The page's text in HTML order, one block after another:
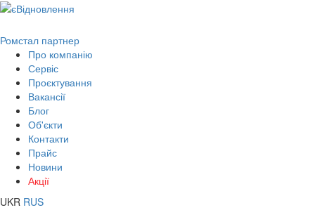
Ромстал партнер
Про компанію
Сервіс
Проєктування
Вакансії
Блог
Об'єкти
Контакти
Прайс
Новини
Акції
UKR RUS